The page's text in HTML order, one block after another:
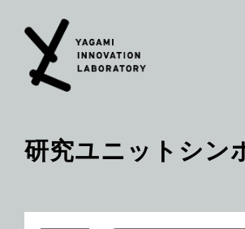
研究ユニットシン